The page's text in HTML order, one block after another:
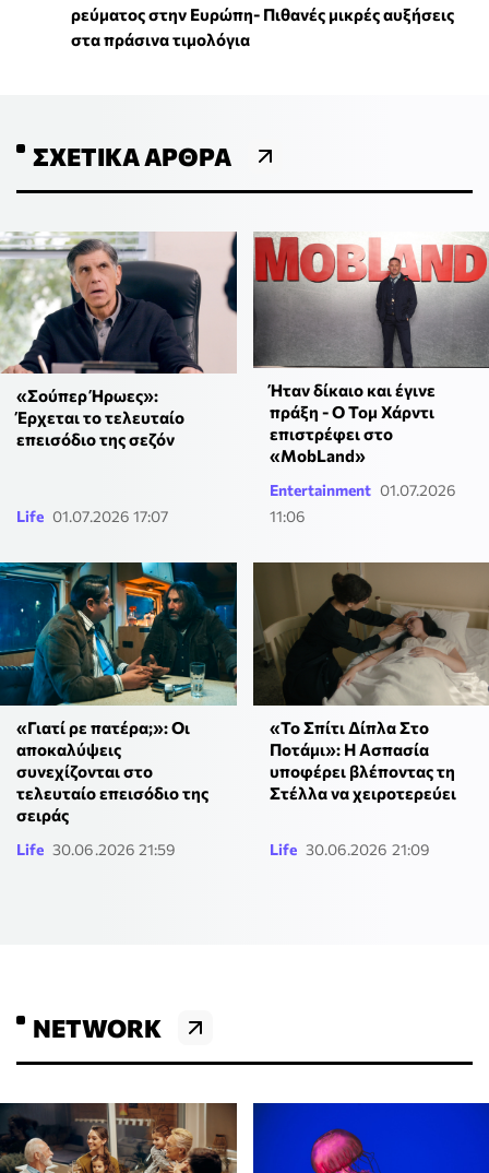
ρεύματος στην Ευρώπη- Πιθανές μικρές αυξήσεις
στα πράσινα τιμολόγια
ΣΧΕΤΙΚΆ ΆΡΘΡΑ
«Σούπερ Ήρωες»:
Έρχεται το τελευταίο
επεισόδιο της σεζόν
Life 01.07.2026 17:07
Ήταν δίκαιο και έγινε
πράξη - Ο Τομ Χάρντι
επιστρέφει στο
«MobLand»
Entertainment 01.07.2026
11:06
«Γιατί ρε πατέρα;»: Οι
αποκαλύψεις
συνεχίζονται στο
τελευταίο επεισόδιο της
σειράς
Life 30.06.2026 21:59
«Το Σπίτι Δίπλα Στο
Ποτάμι»: Η Ασπασία
υποφέρει βλέποντας τη
Στέλλα να χειροτερεύει
Life 30.06.2026 21:09
NETWORK